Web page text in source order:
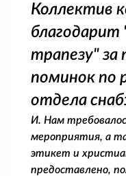
Коллектив
трапезу" за
поминок по
отдела
И. Нам
мероприятия, а
этикет и
предоставлено,